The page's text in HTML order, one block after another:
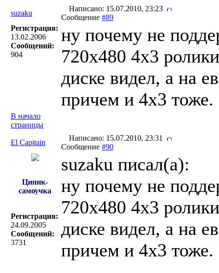
suzaku
Написано: 15.07.2010, 23:23
Сообщение #89
Регистрация:
13.02.2006
Сообщений:
904
ну почему не
720x480 4x3
диске видел, а на
причем и 4x3 тоже.
В начало
страницы
El Capitain
Написано: 15.07.2010, 23:31
Сообщение #90
Циник-
самоучка
Регистрация:
24.09.2005
Сообщений:
3731
suzaku писал(a):
ну почему не
720x480 4x3
диске видел, а на
причем и 4x3 тоже.